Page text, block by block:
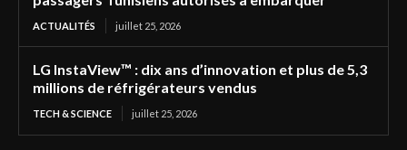
ACTUALITÉS juillet 25, 2026
LG InstaView™ : dix ans d’innovation et plus de 5,3
millions de réfrigérateurs vendus
TECH & SCIENCE juillet 25, 2026